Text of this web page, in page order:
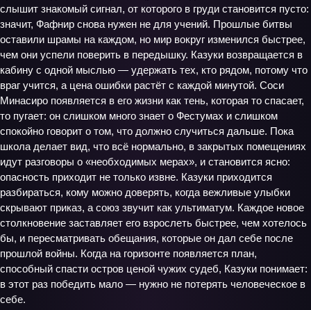
слышит знакомый сигнал, от которого в груди становится пусто:
значит, Фафнир снова нужен не для учений. Прошлые битвы
оставили шрамы на каждом, но мир вокруг изменился быстрее,
чем они успели поверить в передышку. Казуки возвращается в
кабину с одной мыслью — удержать тех, кто рядом, потому что
враг учится, а цена ошибки растёт с каждой минутой. Соси
Минасиро появляется в его жизни как тень, которая то спасает,
то пугает: он слишком много знает о Фестумах и слишком
спокойно говорит о том, что должно случиться дальше. Пока
школа делает вид, что всё нормально, в закрытых помещениях
идут разговоры о «необходимых мерах», и становится ясно:
опасность приходит не только извне. Казуки приходится
разбираться, кому можно доверять, когда вежливые улыбки
скрывают приказ, а союз звучит как ультиматум. Каждое новое
столкновение заставляет его взрослеть быстрее, чем хотелось
бы, и пересматривать обещания, которые он дал себе после
прошлой войны. Когда на горизонте появляется план,
способный спасти остров ценой чужих судеб, Казуки понимает:
в этот раз победить мало — нужно не потерять человеческое в
себе.